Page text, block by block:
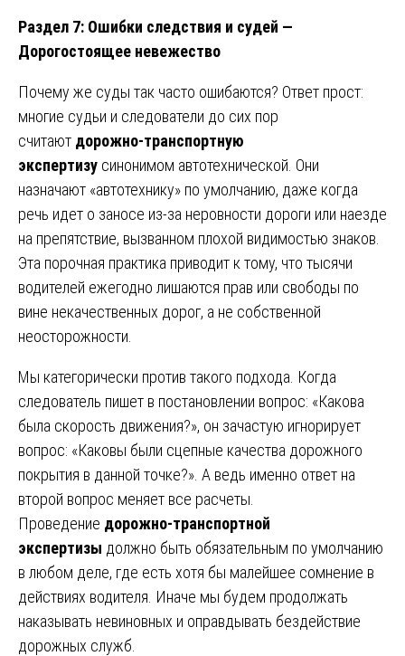
Раздел 7: Ошибки следствия и судей —
Дорогостоящее невежество
Почему же суды так часто ошибаются? Ответ прост:
многие судьи и следователи до сих пор
считают дорожно-транспортную
экспертизу синонимом автотехнической. Они
назначают «автотехнику» по умолчанию, даже когда
речь идет о заносе из-за неровности дороги или наезде
на препятствие, вызванном плохой видимостью знаков.
Эта порочная практика приводит к тому, что тысячи
водителей ежегодно лишаются прав или свободы по
вине некачественных дорог, а не собственной
неосторожности.
Мы категорически против такого подхода. Когда
следователь пишет в постановлении вопрос: «Какова
была скорость движения?», он зачастую игнорирует
вопрос: «Каковы были сцепные качества дорожного
покрытия в данной точке?». А ведь именно ответ на
второй вопрос меняет все расчеты.
Проведение дорожно-транспортной
экспертизы должно быть обязательным по умолчанию
в любом деле, где есть хотя бы малейшее сомнение в
действиях водителя. Иначе мы будем продолжать
наказывать невиновных и оправдывать бездействие
дорожных служб.